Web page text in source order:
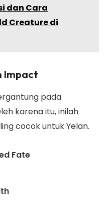
dan Cara
Creature di
Impact
pada
karena itu, inilah
cocok untuk Yelan.
Fate